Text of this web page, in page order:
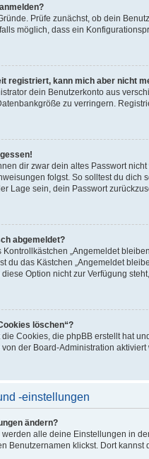
Prüfe zunächst, ob dein
möglich, dass ein
registriert, kann mich aber nicht
dein Benutzerkonto aus
zu verringern.
dir zwar dein altes Passwort
folgst. So solltest du dich
Lage sein, dein Passwort
abgemeldet?
„Angemeldet
du das Kästchen „Angemeldet
Option nicht zur Verfügung
löschen“?
die Cookies, die phpBB erstellt hat
von der Board-Administration
-einstellungen
ändern?
alle deine Einstellungen in
Benutzernamen klickst. Dort kannst